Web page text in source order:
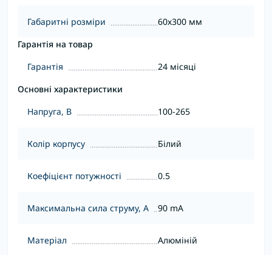
Габаритні розміри
60х300 мм
Гарантія на товар
Гарантія
24 місяці
Основні характеристики
Напруга, В
100-265
Колір корпусу Білий
Коефіцієнт потужності 0.5
Максимальна сила струму, А 90 mA
Матеріал Алюміній